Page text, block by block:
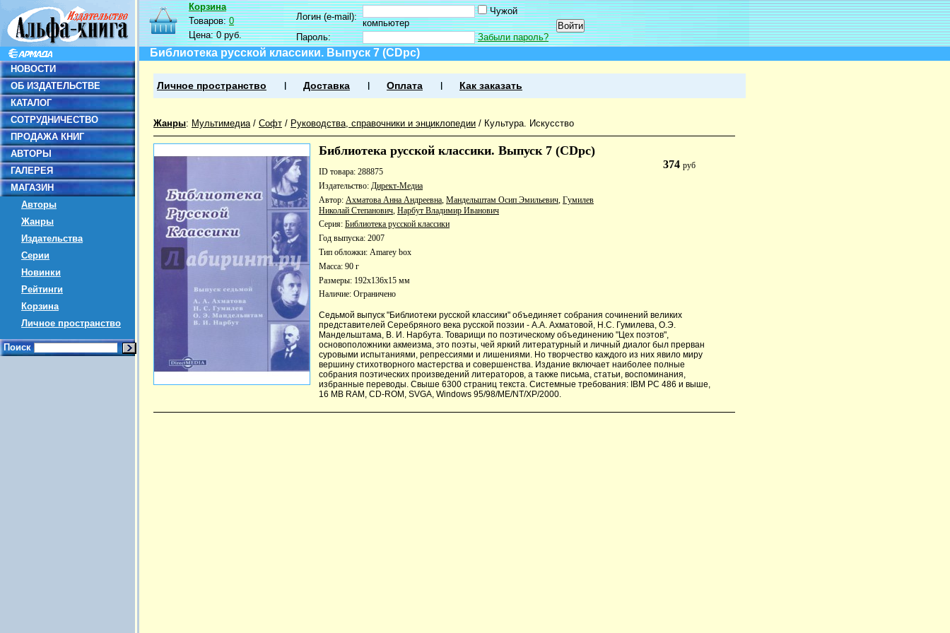
НОВОСТИ
ОБ ИЗДАТЕЛЬСТВЕ
КАТАЛОГ
СОТРУДНИЧЕСТВО
ПРОДАЖА КНИГ
АВТОРЫ
ГАЛЕРЕЯ
МАГАЗИН
Авторы
Жанры
Издательства
Серии
Новинки
Рейтинги
Корзина
Личное пространство
Поиск
Корзина
Товаров:0
Цена:0 руб.
Логин (e-mail):
Чужой
компьютер
Пароль:
Забыли пароль?
Библиотека русской классики. Выпуск 7 (CDpc)
Личное пространство Доставка Оплата Как заказать
Жанры: Мультимедиа/ Софт / Руководства, справочники и энциклопедии / Культура. Искусство
Библиотека русской классики. Выпуск 7 (CDpc)
374руб
ID товара: 288875
Издательство: Директ-Медиа
Автор: Ахматова Анна Андреевна Мандельштам Осип Эмильевич Гумилев
Николай Степанович Нарбут Владимир Иванович
Серия: Библиотека русской классики
Год выпуска: 2007
Тип обложки: Amarey box
Масса: 90 г
Размеры: 192x136x15 мм
Наличие: Ограничено
Седьмой выпуск "Библиотеки русской классики" объединяет собрания сочинений великих
представителей Серебряного века русской поэзии - А.А. Ахматовой, Н.С. Гумилева, О.Э.
Мандельштама, В. И. Нарбута. Товарищи по поэтическому объединению "Цех поэтов",
основоположники акмеизма, это поэты, чей яркий литературный и личный диалог был прерван
суровыми испытаниями, репрессиями и лишениями. Но творчество каждого из них явило миру
вершину стихотворного мастерства и совершенства. Издание включает наиболее полные
собрания поэтических произведений литераторов, а также письма, статьи, воспоминания,
избранные переводы. Свыше 6300 страниц текста. Системные требования: IBM PC 486 и выше,
16 MB RAM, CD-ROM, SVGA, Windows 95/98/ME/NT/XP/2000.